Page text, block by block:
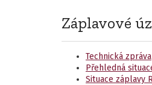
Záplavové
Technická zpráva
Přehledná
Situace záplavy